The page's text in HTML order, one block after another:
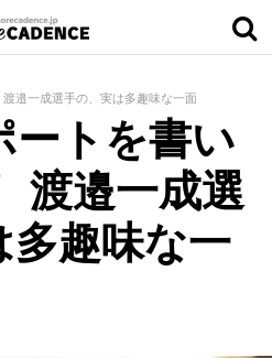
邉一成選手の、実は多趣味な一面
ートを書い
渡邉一成選
多趣味な一